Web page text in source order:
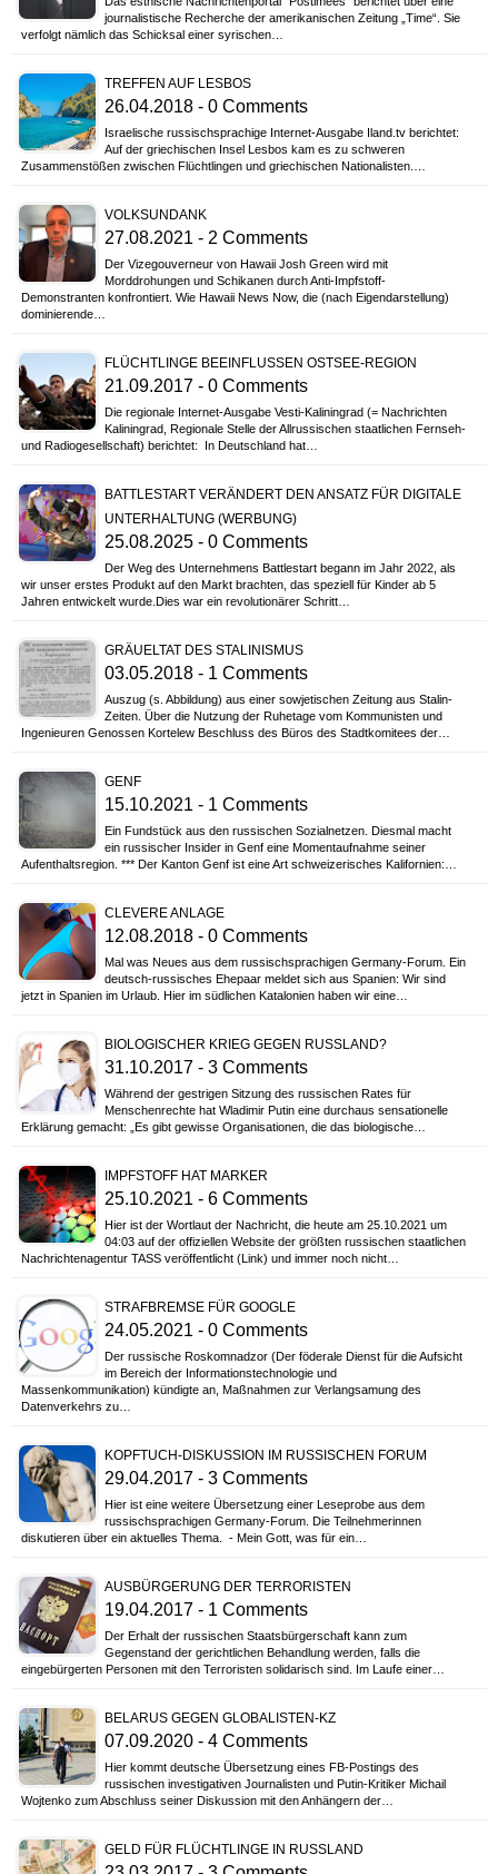
journalistische Recherche der amerikanischen Zeitung „Time“. Sie
verfolgt nämlich das Schicksal einer syrischen…
TREFFEN AUF LESBOS
26.04.2018 - 0 Comments
Israelische russischsprachige Internet-Ausgabe Iland.tv berichtet:
Auf der griechischen Insel Lesbos kam es zu schweren
Zusammenstößen zwischen Flüchtlingen und griechischen Nationalisten.…
VOLKSUNDANK
27.08.2021 - 2 Comments
Der Vizegouverneur von Hawaii Josh Green wird mit
Morddrohungen und Schikanen durch Anti-Impfstoff-
Demonstranten konfrontiert. Wie Hawaii News Now, die (nach Eigendarstellung)
dominierende…
FLÜCHTLINGE BEEINFLUSSEN OSTSEE-REGION
21.09.2017 - 0 Comments
Die regionale Internet-Ausgabe Vesti-Kaliningrad (= Nachrichten
Kaliningrad, Regionale Stelle der Allrussischen staatlichen Fernseh-
und Radiogesellschaft) berichtet: In Deutschland hat…
BATTLESTART VERÄNDERT DEN ANSATZ FÜR DIGITALE
UNTERHALTUNG (WERBUNG)
25.08.2025 - 0 Comments
Der Weg des Unternehmens Battlestart begann im Jahr 2022, als
wir unser erstes Produkt auf den Markt brachten, das speziell für Kinder ab 5
Jahren entwickelt wurde.Dies war ein revolutionärer Schritt…
GRÄUELTAT DES STALINISMUS
03.05.2018 - 1 Comments
Auszug (s. Abbildung) aus einer sowjetischen Zeitung aus Stalin-
Zeiten. Über die Nutzung der Ruhetage vom Kommunisten und
Ingenieuren Genossen Kortelew Beschluss des Büros des Stadtkomitees der…
GENF
15.10.2021 - 1 Comments
Ein Fundstück aus den russischen Sozialnetzen. Diesmal macht
ein russischer Insider in Genf eine Momentaufnahme seiner
Aufenthaltsregion. *** Der Kanton Genf ist eine Art schweizerisches Kalifornien:…
CLEVERE ANLAGE
12.08.2018 - 0 Comments
Mal was Neues aus dem russischsprachigen Germany-Forum. Ein
deutsch-russisches Ehepaar meldet sich aus Spanien: Wir sind
jetzt in Spanien im Urlaub. Hier im südlichen Katalonien haben wir eine…
BIOLOGISCHER KRIEG GEGEN RUSSLAND?
31.10.2017 - 3 Comments
Während der gestrigen Sitzung des russischen Rates für
Menschenrechte hat Wladimir Putin eine durchaus sensationelle
Erklärung gemacht: „Es gibt gewisse Organisationen, die das biologische…
IMPFSTOFF HAT MARKER
25.10.2021 - 6 Comments
Hier ist der Wortlaut der Nachricht, die heute am 25.10.2021 um
04:03 auf der offiziellen Website der größten russischen staatlichen
Nachrichtenagentur TASS veröffentlicht (Link) und immer noch nicht…
STRAFBREMSE FÜR GOOGLE
24.05.2021 - 0 Comments
Der russische Roskomnadzor (Der föderale Dienst für die Aufsicht
im Bereich der Informationstechnologie und
Massenkommunikation) kündigte an, Maßnahmen zur Verlangsamung des
Datenverkehrs zu…
KOPFTUCH-DISKUSSION IM RUSSISCHEN FORUM
29.04.2017 - 3 Comments
Hier ist eine weitere Übersetzung einer Leseprobe aus dem
russischsprachigen Germany-Forum. Die Teilnehmerinnen
diskutieren über ein aktuelles Thema. - Mein Gott, was für ein…
AUSBÜRGERUNG DER TERRORISTEN
19.04.2017 - 1 Comments
Der Erhalt der russischen Staatsbürgerschaft kann zum
Gegenstand der gerichtlichen Behandlung werden, falls die
eingebürgerten Personen mit den Terroristen solidarisch sind. Im Laufe einer…
BELARUS GEGEN GLOBALISTEN-KZ
07.09.2020 - 4 Comments
Hier kommt deutsche Übersetzung eines FB-Postings des
russischen investigativen Journalisten und Putin-Kritiker Michail
Wojtenko zum Abschluss seiner Diskussion mit den Anhängern der…
GELD FÜR FLÜCHTLINGE IN RUSSLAND